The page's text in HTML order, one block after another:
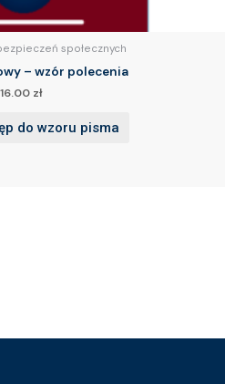
społecznych
– wzór polecenia
16.00 zł
do wzoru pisma